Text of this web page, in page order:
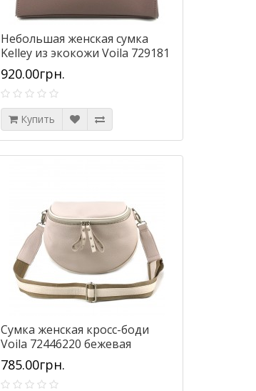
Небольшая женская сумка
Kelley из экокожи Voila 729181
таупе
920.00грн.
Купить
Сумка женская кросс-боди
Voila 72446220 бежевая
785.00грн.